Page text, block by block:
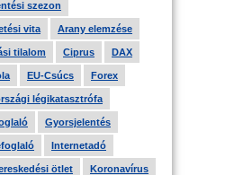
szezon
vita Arany elemzése
tilalom Ciprus DAX
EU-Csúcs Forex
légikatasztrófa
Gyorsjelentés
Internetadó
ötlet Koronavírus